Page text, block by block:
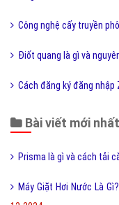
Công nghệ cấy truyền
Điốt quang là gì và
Cách đăng ký đăng nhập
Bài viết mới
Prisma là gì và cách tải
Máy Giặt Hơi Nước Là